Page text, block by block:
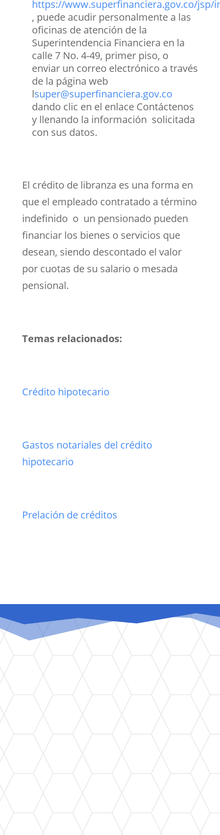
https://www.superfinanciera.gov.co/jsp/
, puede acudir personalmente a las
oficinas de atención de la
Superintendencia Financiera en la
calle 7 No. 4-49, primer piso, o
enviar un correo electrónico a través
de la página web
lsuper@superfinanciera.gov.co
dando clic en el enlace Contáctenos
y llenando la información solicitada
con sus datos.
El crédito de libranza es una forma en
que el empleado contratado a término
indefinido o un pensionado pueden
financiar los bienes o servicios que
desean, siendo descontado el valor
por cuotas de su salario o mesada
pensional.
Temas relacionados:
Crédito hipotecario
Gastos notariales del crédito
hipotecario
Prelación de créditos